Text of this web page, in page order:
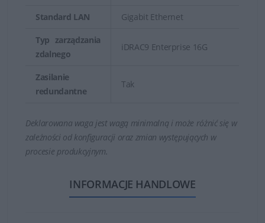
Standard LAN Gigabit Ethernet
Typ zarządzania
zdalnego
iDRAC9 Enterprise 16G
Zasilanie
redundantne
Tak
Deklarowana waga jest wagą minimalną i może różnić się w
zależności od konfiguracji oraz zmian występujących w
procesie produkcyjnym.
INFORMACJE HANDLOWE